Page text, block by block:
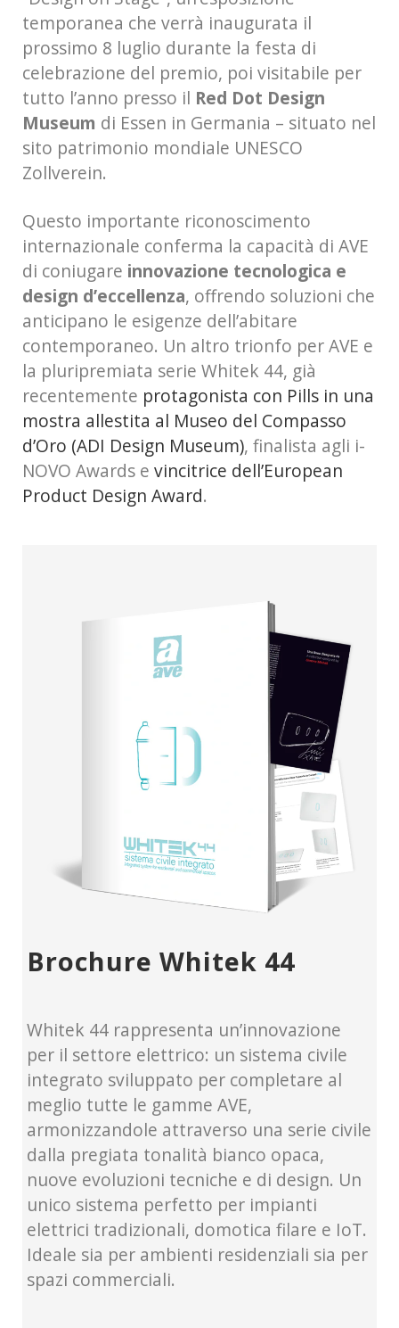
temporanea che verrà inaugurata il
prossimo 8 luglio durante la festa di
celebrazione del premio, poi visitabile per
tutto l’anno presso il Red Dot Design
Museum di Essen in Germania – situato nel
sito patrimonio mondiale UNESCO
Zollverein.
Questo importante riconoscimento
internazionale conferma la capacità di AVE
di coniugare innovazione tecnologica e
design d’eccellenza, offrendo soluzioni che
anticipano le esigenze dell’abitare
contemporaneo. Un altro trionfo per AVE e
la pluripremiata serie Whitek 44, già
recentemente protagonista con Pills in una
mostra allestita al Museo del Compasso
d’Oro (ADI Design Museum), finalista agli i-
NOVO Awards e vincitrice dell’European
Product Design Award.
Brochure Whitek 44
Whitek 44 rappresenta un’innovazione
per il settore elettrico: un sistema civile
integrato sviluppato per completare al
meglio tutte le gamme AVE,
armonizzandole attraverso una serie civile
dalla pregiata tonalità bianco opaca,
nuove evoluzioni tecniche e di design. Un
unico sistema perfetto per impianti
elettrici tradizionali, domotica filare e IoT.
Ideale sia per ambienti residenziali sia per
spazi commerciali.